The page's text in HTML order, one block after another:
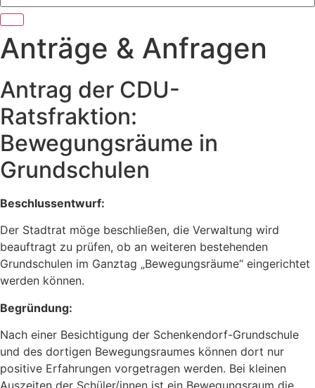
Anträge & Anfragen
Antrag der CDU-
Ratsfraktion:
Bewegungsräume in
Grundschulen
Beschlussentwurf:
Der Stadtrat möge beschließen, die Verwaltung wird
beauftragt zu prüfen, ob an weiteren bestehenden
Grundschulen im Ganztag „Bewegungsräume“ eingerichtet
werden können.
Begründung:
Nach einer Besichtigung der Schenkendorf-Grundschule
und des dortigen Bewegungsraumes können dort nur
positive Erfahrungen vorgetragen werden. Bei kleinen